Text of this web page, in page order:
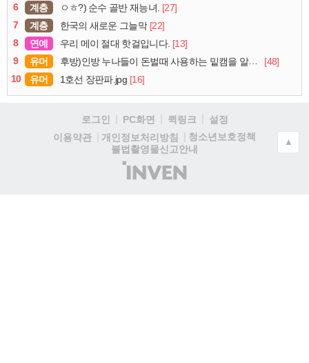
6
계층 ㅇㅎ?) 순수 골반 재능녀. [27]
7
계층 한국의 새로운 그늘막 [22]
8
연예 우리 메이 절대 핫걸입니다. [13]
9
유머 후방)인방 누나들이 돈벌때 사용하는 밑캠을 알아보자
[48]
10
유머 1호선 장판파.jpg [16]
로그인 PC화면 퀵링크
설정
이용약관
개인정보처리방침
청소년보호정책
불법촬영물신고안내
(주)
인
▲